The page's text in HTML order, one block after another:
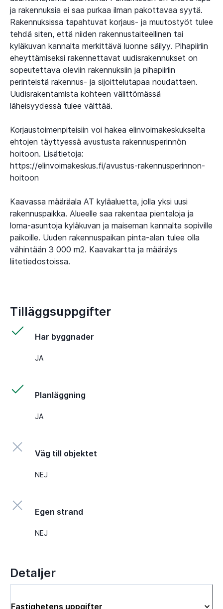
ja rakennuksia ei saa purkaa ilman pakottavaa syytä.
Rakennuksissa tapahtuvat korjaus- ja muutostyöt tulee
tehdä siten, että niiden rakennustaiteellinen tai
kyläkuvan kannalta merkittävä luonne säilyy. Pihapiiriin
eheyttämiseksi rakennettavat uudisrakennukset on
sopeutettava oleviin rakennuksiin ja pihapiiriin
perinteistä rakennus- ja sijoittelutapaa noudattaen.
Uudisrakentamista kohteen välittömässä
läheisyydessä tulee välttää.
Korjaustoimenpiteisiin voi hakea elinvoimakeskukselta
ehtojen täyttyessä avustusta rakennusperinnön
hoitoon. Lisätietoja:
https://elinvoimakeskus.fi/avustus-rakennusperinnon-
hoitoon
Kaavassa määräala AT kyläaluetta, jolla yksi uusi
rakennuspaikka. Alueelle saa rakentaa pientaloja ja
loma-asuntoja kyläkuvan ja maiseman kannalta sopiville
paikoille. Uuden rakennuspaikan pinta-alan tulee olla
vähintään 3 000 m2. Kaavakartta ja määräys
liitetiedostoissa.
Tilläggsuppgifter
Har byggnader
JA
Planläggning
JA
Väg till objektet
NEJ
Egen strand
NEJ
Detaljer
Fastighetens uppgifter